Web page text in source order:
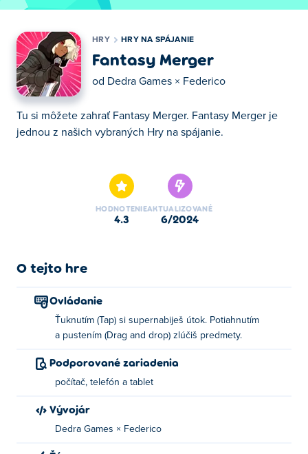
HRY HRY NA SPÁJANIE
Fantasy Merger
od Dedra Games × Federico
Tu si môžete zahrať Fantasy Merger. Fantasy Merger je
jednou z našich vybraných Hry na spájanie.
HODNOTENIE
4.3
AKTUALIZOVANÉ
6/2024
O tejto hre
Ovládanie
Ťuknutím (Tap) si supernabiješ útok. Potiahnutím
a pustením (Drag and drop) zlúčiš predmety.
Podporované zariadenia
počítač, telefón a tablet
Vývojár
Dedra Games × Federico